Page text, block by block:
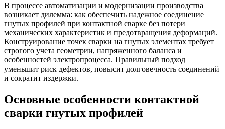
В процессе автоматизации и модернизации производства
возникает дилемма: как обеспечить надежное соединение
гнутых профилей при контактной сварке без потери
механических характеристик и предотвращения деформаций.
Конструирование точек сварки на гнутых элементах требует
строгого учета геометрии, напряженного баланса и
особенностей электропроцесса. Правильный подход
уменьшит риск дефектов, повысит долговечность соединений
и сократит издержки.
Основные особенности контактной
сварки гнутых профилей